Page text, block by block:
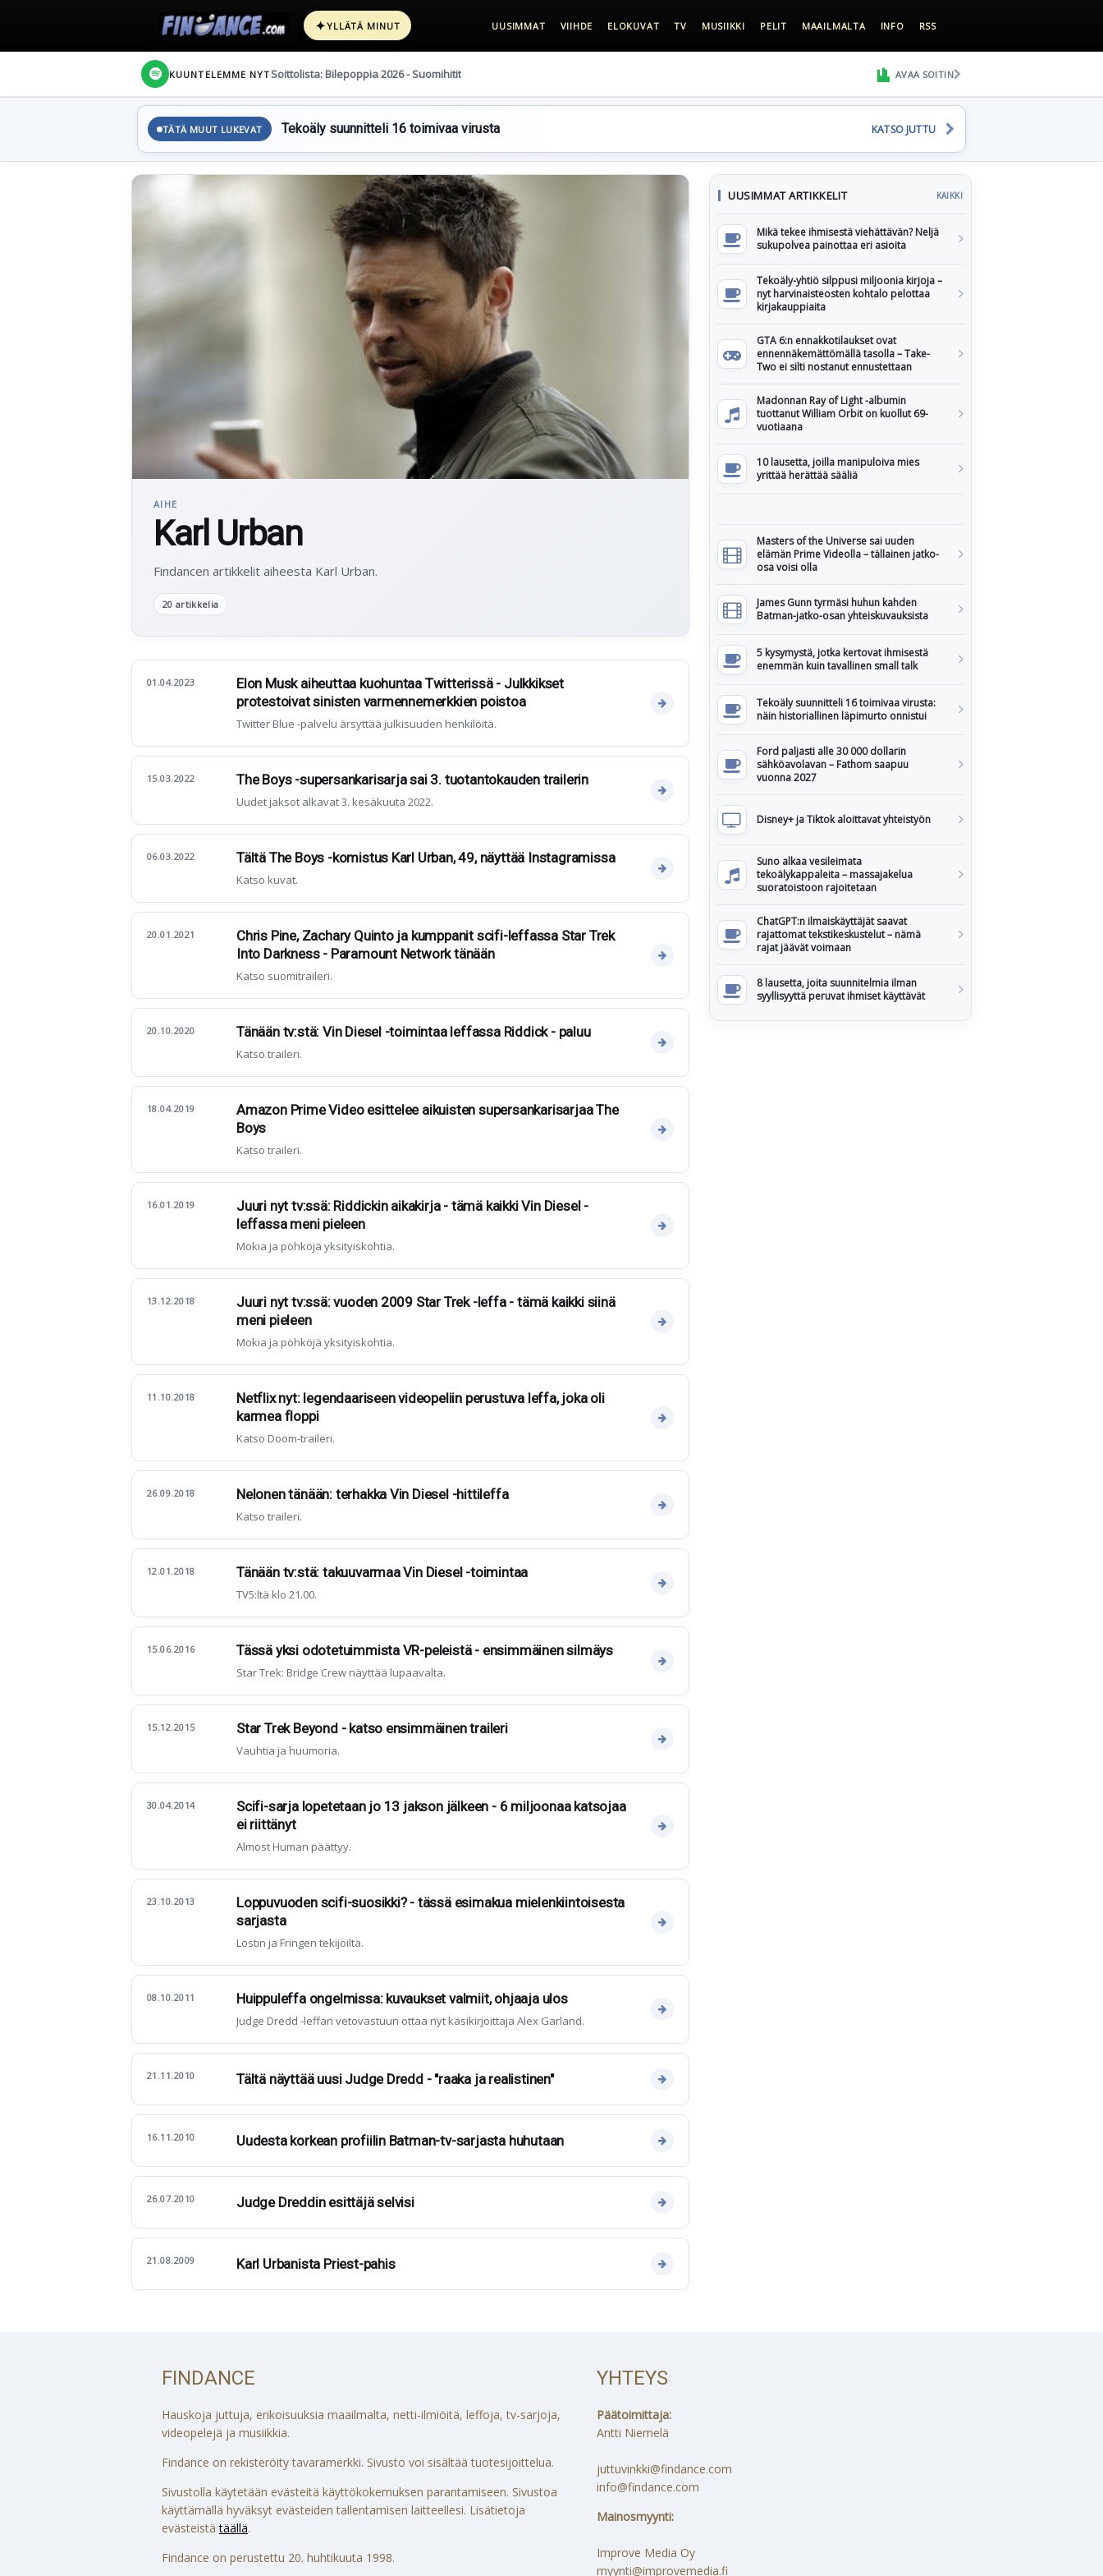
✦YLLÄTÄ MINUT UUSIMMAT VIIHDE ELOKUVAT TV MUSIIKKI PELIT MAAILMALTA INFO RSS
KUUNTELEMME NYT Soittolista: Bilepoppia 2026 - Suomihitit AVAA SOITIN
TÄTÄ MUUT LUKEVAT Tekoäly suunnitteli 16 toimivaa virusta KATSO JUTTU
AIHE
Karl Urban
Findancen artikkelit aiheesta Karl Urban.
20 artikkelia
01.04.2023
Elon Musk aiheuttaa kuohuntaa Twitterissä - Julkkikset
protestoivat sinisten varmennemerkkien poistoa
Twitter Blue -palvelu ärsyttää julkisuuden henkilöitä.
15.03.2022 The Boys -supersankarisarja sai 3. tuotantokauden trailerin
Uudet jaksot alkavat 3. kesäkuuta 2022.
06.03.2022 Tältä The Boys -komistus Karl Urban, 49, näyttää Instagramissa
Katso kuvat.
20.01.2021
Chris Pine, Zachary Quinto ja kumppanit scifi-leffassa Star Trek
Into Darkness - Paramount Network tänään
Katso suomitraileri.
20.10.2020 Tänään tv:stä: Vin Diesel -toimintaa leffassa Riddick - paluu
Katso traileri.
18.04.2019
Amazon Prime Video esittelee aikuisten supersankarisarjaa The
Boys
Katso traileri.
16.01.2019
Juuri nyt tv:ssä: Riddickin aikakirja - tämä kaikki Vin Diesel -
leffassa meni pieleen
Mokia ja pöhköjä yksityiskohtia.
13.12.2018
Juuri nyt tv:ssä: vuoden 2009 Star Trek -leffa - tämä kaikki siinä
meni pieleen
Mokia ja pöhköjä yksityiskohtia.
11.10.2018
Netflix nyt: legendaariseen videopeliin perustuva leffa, joka oli
karmea floppi
Katso Doom-traileri.
26.09.2018 Nelonen tänään: terhakka Vin Diesel -hittileffa
Katso traileri.
12.01.2018 Tänään tv:stä: takuuvarmaa Vin Diesel -toimintaa
TV5:ltä klo 21.00.
15.06.2016 Tässä yksi odotetuimmista VR-peleistä - ensimmäinen silmäys
Star Trek: Bridge Crew näyttää lupaavalta.
15.12.2015 Star Trek Beyond - katso ensimmäinen traileri
Vauhtia ja huumoria.
30.04.2014
Scifi-sarja lopetetaan jo 13 jakson jälkeen - 6 miljoonaa katsojaa
ei riittänyt
Almost Human päättyy.
23.10.2013
Loppuvuoden scifi-suosikki? - tässä esimakua mielenkiintoisesta
sarjasta
Lostin ja Fringen tekijöiltä.
08.10.2011 Huippuleffa ongelmissa: kuvaukset valmiit, ohjaaja ulos
Judge Dredd -leffan vetovastuun ottaa nyt käsikirjoittaja Alex Garland.
21.11.2010 Tältä näyttää uusi Judge Dredd - "raaka ja realistinen"
16.11.2010 Uudesta korkean profiilin Batman-tv-sarjasta huhutaan
26.07.2010 Judge Dreddin esittäjä selvisi
21.08.2009 Karl Urbanista Priest-pahis
UUSIMMAT ARTIKKELIT KAIKKI
Mikä tekee ihmisestä viehättävän? Neljä
sukupolvea painottaa eri asioita
Tekoäly-yhtiö silppusi miljoonia kirjoja –
nyt harvinaisteosten kohtalo pelottaa
kirjakauppiaita
GTA 6:n ennakkotilaukset ovat
ennennäkemättömällä tasolla – Take-
Two ei silti nostanut ennustettaan
Madonnan Ray of Light -albumin
tuottanut William Orbit on kuollut 69-
vuotiaana
10 lausetta, joilla manipuloiva mies
yrittää herättää sääliä
Masters of the Universe sai uuden
elämän Prime Videolla – tällainen jatko-
osa voisi olla
James Gunn tyrmäsi huhun kahden
Batman-jatko-osan yhteiskuvauksista
5 kysymystä, jotka kertovat ihmisestä
enemmän kuin tavallinen small talk
Tekoäly suunnitteli 16 toimivaa virusta:
näin historiallinen läpimurto onnistui
Ford paljasti alle 30 000 dollarin
sähköavolavan – Fathom saapuu
vuonna 2027
Disney+ ja Tiktok aloittavat yhteistyön
Suno alkaa vesileimata
tekoälykappaleita – massajakelua
suoratoistoon rajoitetaan
ChatGPT:n ilmaiskäyttäjät saavat
rajattomat tekstikeskustelut – nämä
rajat jäävät voimaan
8 lausetta, joita suunnitelmia ilman
syyllisyyttä peruvat ihmiset käyttävät
FINDANCE
Hauskoja juttuja, erikoisuuksia maailmalta, netti-ilmiöitä, leffoja, tv-sarjoja,
videopelejä ja musiikkia.
Findance on rekisteröity tavaramerkki. Sivusto voi sisältää tuotesijoittelua.
Sivustolla käytetään evästeitä käyttökokemuksen parantamiseen. Sivustoa
käyttämällä hyväksyt evästeiden tallentamisen laitteellesi. Lisätietoja
evästeistätäällä.
Findance on perustettu 20. huhtikuuta 1998.
YHTEYS
Päätoimittaja:
Antti Niemelä
juttuvinkki@findance.com
info@findance.com
Mainosmyynti:
Improve Media Oy
myynti@improvemedia.fi